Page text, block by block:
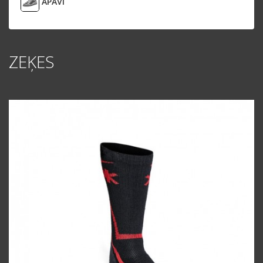
ZEĶES